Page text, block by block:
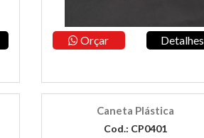
Orçar Detalhes
Caneta Plástica
Cod.: CP0401